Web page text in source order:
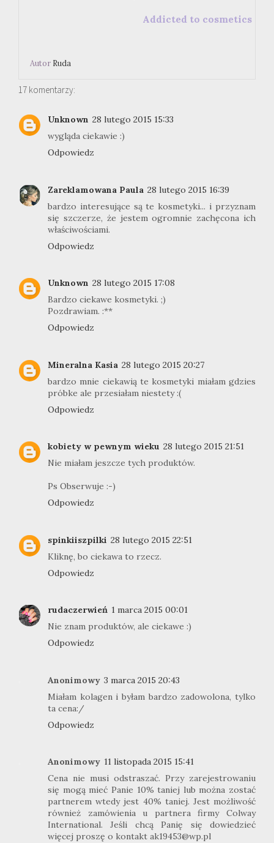
Addicted to cosmetics
Autor Ruda
17 komentarzy:
Unknown 28 lutego 2015 15:33
wygląda ciekawie :)
Odpowiedz
Zareklamowana Paula 28 lutego 2015 16:39
bardzo interesujące są te kosmetyki... i przyznam
się szczerze, że jestem ogromnie zachęcona ich
właściwościami.
Odpowiedz
Unknown 28 lutego 2015 17:08
Bardzo ciekawe kosmetyki. ;)
Pozdrawiam. :**
Odpowiedz
Mineralna Kasia 28 lutego 2015 20:27
bardzo mnie ciekawią te kosmetyki miałam gdzies
próbke ale przesiałam niestety :(
Odpowiedz
kobiety w pewnym wieku 28 lutego 2015 21:51
Nie miałam jeszcze tych produktów.
Ps Obserwuje :-)
Odpowiedz
spinkiiszpilki 28 lutego 2015 22:51
Kliknę, bo ciekawa to rzecz.
Odpowiedz
rudaczerwień 1 marca 2015 00:01
Nie znam produktów, ale ciekawe :)
Odpowiedz
Anonimowy 3 marca 2015 20:43
Miałam kolagen i byłam bardzo zadowolona, tylko
ta cena:/
Odpowiedz
Anonimowy 11 listopada 2015 15:41
Cena nie musi odstraszać. Przy zarejestrowaniu
się mogą mieć Panie 10% taniej lub można zostać
partnerem wtedy jest 40% taniej. Jest możliwość
również zamówienia u partnera firmy Colway
International. Jeśli chcą Panię się dowiedzieć
więcej proszę o kontakt ak19453@wp.pl